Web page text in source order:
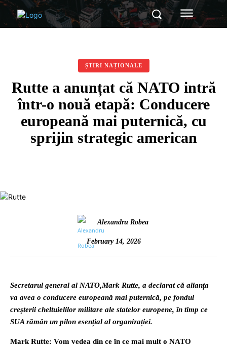
ȘTIRI NAȚIONALE
Rutte a anunțat că NATO intră
într-o nouă etapă: Conducere
europeană mai puternică, cu
sprijin strategic american
Alexandru Robea
February 14, 2026
Secretarul general al NATO,Mark Rutte, a declarat că alianța
va avea o conducere europeană mai puternică, pe fondul
creșterii cheltuielilor militare ale statelor europene, în timp ce
SUA rămân un pilon esențial al organizației.
Mark Rutte: Vom vedea din ce în ce mai mult o NATO